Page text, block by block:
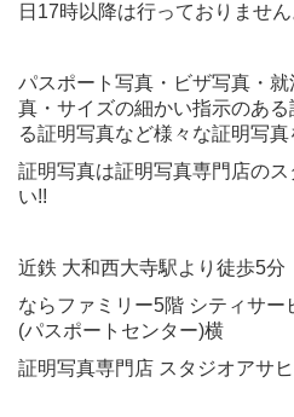
日17時以降は行っておりません
パスポート写真・ビザ写真・
真・サイズの細かい指示のあ
る証明写真など様々な証明写真
証明写真は証明写真専門店の
い!!
近鉄 大和西大寺駅より徒歩5分
ならファミリー5階 シティサ
(パスポートセンター)横
証明写真専門店 スタジオアサヒ